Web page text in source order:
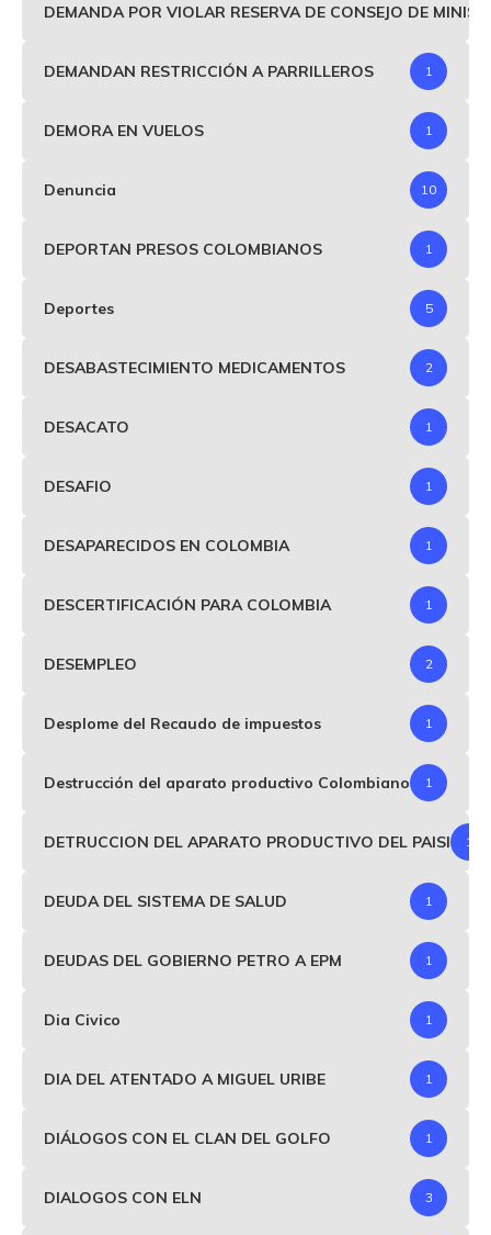
DEMANDA POR VIOLAR RESERVA DE CONSEJO DE
DEMANDAN RESTRICCIÓN A PARRILLEROS 1
DEMORA EN VUELOS 1
Denuncia 10
DEPORTAN PRESOS COLOMBIANOS 1
Deportes 5
DESABASTECIMIENTO MEDICAMENTOS 2
DESACATO 1
DESAFIO 1
DESAPARECIDOS EN COLOMBIA 1
DESCERTIFICACIÓN PARA COLOMBIA 1
DESEMPLEO 2
Desplome del Recaudo de impuestos 1
Destrucción del aparato productivo Colombiano 1
DETRUCCION DEL APARATO PRODUCTIVO DEL PAISI 1
DEUDA DEL SISTEMA DE SALUD 1
DEUDAS DEL GOBIERNO PETRO A EPM 1
Dia Civico 1
DIA DEL ATENTADO A MIGUEL URIBE 1
DIÁLOGOS CON EL CLAN DEL GOLFO 1
DIALOGOS CON ELN 3